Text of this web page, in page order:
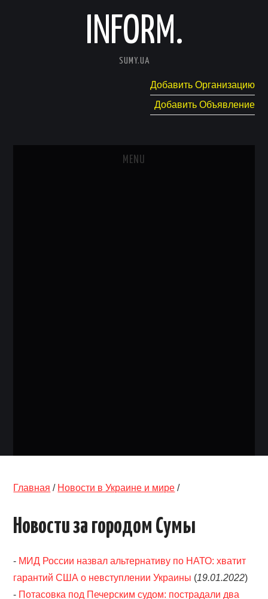
INFORM.
SUMY.UA
Добавить Организацию
Добавить Объявление
MENU
Главная / Новости в Украине и мире /
Новости за городом Сумы
- МИД России назвал альтернативу по НАТО: хватит
гарантий США о невступлении Украины (19.01.2022)
- Потасовка под Печерским судом: пострадали два